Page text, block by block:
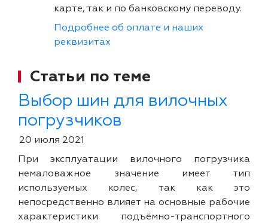
карте, так и по банковскому переводу.
Подробнее об оплате и наших
реквизитах
Статьи по теме
Выбор шин для вилочных
погрузчиков
20 июля 2021
При эксплуатации вилочного погрузчика
немаловажное значение имеет тип
используемых колес, так как это
непосредственно влияет на основные рабочие
характеристики подъёмно-транспортного